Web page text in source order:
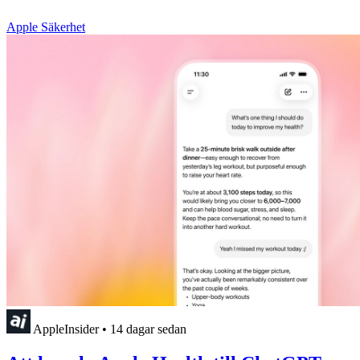
Apple Säkerhet
AppleInsider • 14 dagar sedan